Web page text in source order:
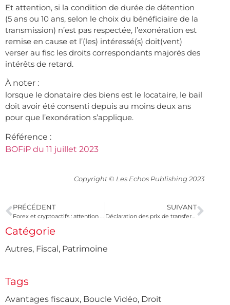
Et attention, si la condition de durée de détention
(5 ans ou 10 ans, selon le choix du bénéficiaire de la
transmission) n’est pas respectée, l’exonération est
remise en cause et l’(les) intéressé(s) doit(vent)
verser au fisc les droits correspondants majorés des
intérêts de retard.
À noter :
lorsque le donataire des biens est le locataire, le bail
doit avoir été consenti depuis au moins deux ans
pour que l’exonération s’applique.
Référence :
BOFiP du 11 juillet 2023
Copyright © Les Echos Publishing 2023
PRÉCÉDENT
Forex et cryptoactifs : attention aux risques d’escroquerie !
SUIVANT
Déclaration des prix de transfert : au plus tard le 3 novembre 2023
Catégorie
Autres, Fiscal, Patrimoine
Tags
Avantages fiscaux, Boucle Vidéo, Droit